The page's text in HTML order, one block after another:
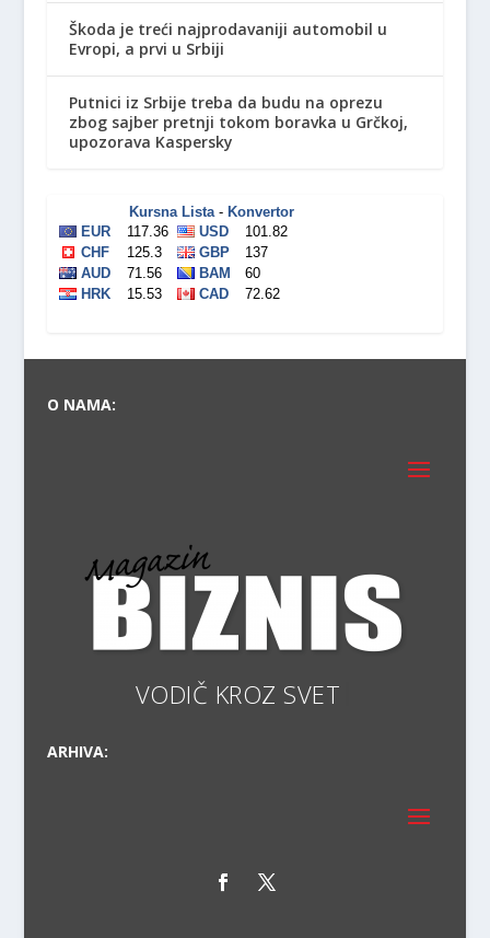
Škoda je treći najprodavaniji automobil u
Evropi, a prvi u Srbiji
Putnici iz Srbije treba da budu na oprezu
zbog sajber pretnji tokom boravka u Grčkoj,
upozorava Kaspersky
O NAMA:
VODIČ
ARHIVA: